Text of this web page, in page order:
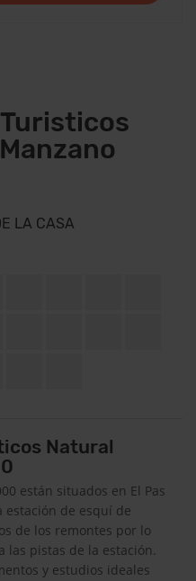
LA CASA
Natural
están situados en El Pas
estación de esquí de
de los remontes por lo
las pistas de la estación.
y estudios ideales